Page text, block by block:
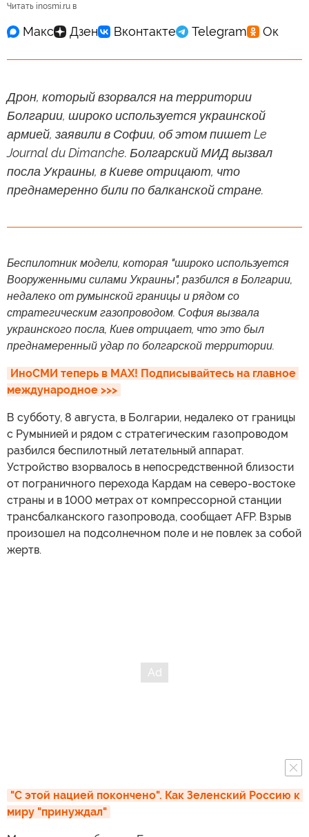
Читать inosmi.ru в
Дрон, который взорвался на территории
Болгарии, широко используется украинской
армией, заявили в Софии, об этом пишет Le
Journal du Dimanche. Болгарский МИД вызвал
посла Украины, в Киеве отрицают, что
преднамеренно били по балканской стране.
Беспилотник модели, которая "широко используется
Вооруженными силами Украины", разбился в Болгарии,
недалеко от румынской границы и рядом со
стратегическим газопроводом. София вызвала
украинского посла, Киев отрицает, что это был
преднамеренный удар по болгарской территории.
ИноСМИ теперь в MAX! Подписывайтесь на главное
международное >>>
В субботу, 8 августа, в Болгарии, недалеко от границы
с Румынией и рядом с стратегическим газопроводом
разбился беспилотный летательный аппарат.
Устройство взорвалось в непосредственной близости
от пограничного перехода Кардам на северо-востоке
страны и в 1000 метрах от компрессорной станции
трансбалканского газопровода, сообщает AFP. Взрыв
произошел на подсолнечном поле и не повлек за собой
жертв.
"С этой нацией покончено". Как Зеленский Россию к
миру "принуждал"